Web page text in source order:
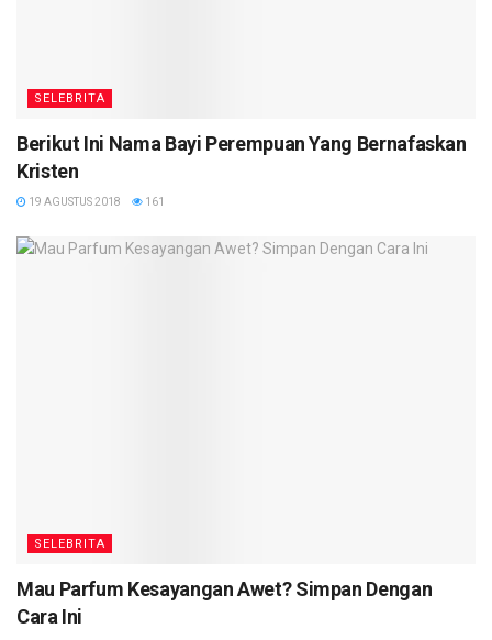
SELEBRITA
Berikut Ini Nama Bayi Perempuan Yang Bernafaskan
Kristen
19 AGUSTUS 2018 161
SELEBRITA
Mau Parfum Kesayangan Awet? Simpan Dengan
Cara Ini